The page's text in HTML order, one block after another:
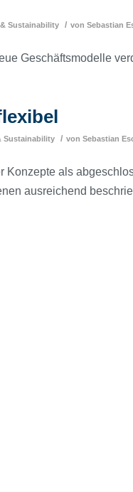
Sustainability / von Sebastian
Geschäftsmodelle
Sustainability / von Sebastian
als
ausreichend